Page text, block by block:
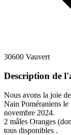
30600 Vauvert
Description de
Nous avons la joie
Nain Poméraniens le
novembre 2024.
2 mâles Oranges
tous disponibles .